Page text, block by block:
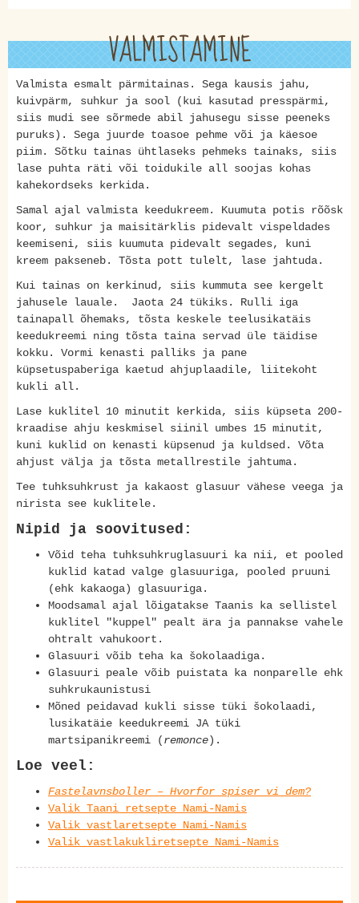
VALMISTAMINE
Valmista esmalt pärmitainas. Sega kausis jahu,
kuivpärm, suhkur ja sool (kui kasutad presspärmi,
siis mudi see sõrmede abil jahusegu sisse peeneks
puruks). Sega juurde toasoe pehme või ja käesoe
piim. Sõtku tainas ühtlaseks pehmeks tainaks, siis
lase puhta räti või toidukile all soojas kohas
kahekordseks kerkida.
Samal ajal valmista keedukreem. Kuumuta potis rõõsk
koor, suhkur ja maisitärklis pidevalt vispeldades
keemiseni, siis kuumuta pidevalt segades, kuni
kreem pakseneb. Tõsta pott tulelt, lase jahtuda.
Kui tainas on kerkinud, siis kummuta see kergelt
jahusele lauale. Jaota 24 tükiks. Rulli iga
tainapall õhemaks, tõsta keskele teelusikatäis
keedukreemi ning tõsta taina servad üle täidise
kokku. Vormi kenasti palliks ja pane
küpsetuspaberiga kaetud ahjuplaadile, liitekoht
kukli all.
Lase kuklitel 10 minutit kerkida, siis küpseta 200-
kraadise ahju keskmisel siinil umbes 15 minutit,
kuni kuklid on kenasti küpsenud ja kuldsed. Võta
ahjust välja ja tõsta metallrestile jahtuma.
Tee tuhksuhkrust ja kakaost glasuur vähese veega ja
nirista see kuklitele.
Nipid ja soovitused:
Võid teha tuhksuhkruglasuuri ka nii, et pooled
kuklid katad valge glasuuriga, pooled pruuni
(ehk kakaoga) glasuuriga.
Moodsamal ajal lõigatakse Taanis ka sellistel
kuklitel "kuppel" pealt ära ja pannakse vahele
ohtralt vahukoort.
Glasuuri võib teha ka šokolaadiga.
Glasuuri peale võib puistata ka nonparelle ehk
suhkrukaunistusi
Mõned peidavad kukli sisse tüki šokolaadi,
lusikatäie keedukreemi JA tüki
martsipanikreemi (remonce).
Loe veel:
Fastelavnsboller – Hvorfor spiser vi dem?
Valik Taani retsepte Nami-Namis
Valik vastlaretsepte Nami-Namis
Valik vastlakukliretsepte Nami-Namis